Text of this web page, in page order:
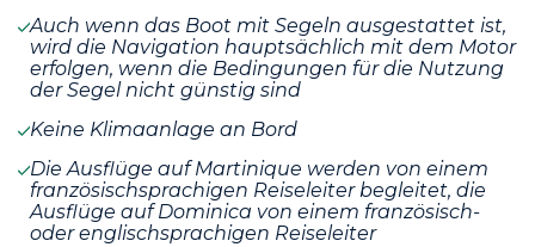
Auch wenn das Boot mit Segeln ausgestattet ist,
wird die Navigation hauptsächlich mit dem Motor
erfolgen, wenn die Bedingungen für die Nutzung
der Segel nicht günstig sind
Keine Klimaanlage an Bord
Die Ausflüge auf Martinique werden von einem
französischsprachigen Reiseleiter begleitet, die
Ausflüge auf Dominica von einem französisch-
oder englischsprachigen Reiseleiter